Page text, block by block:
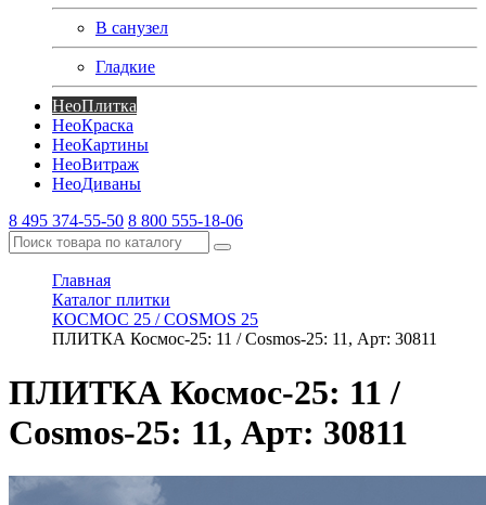
В санузел
Гладкие
НеоПлитка
НеоКраска
НеоКартины
НеоВитраж
НеоДиваны
8 495 374-55-50 8 800 555-18-06
Главная
Каталог плитки
КОСМОС 25 / COSMOS 25
ПЛИТКА Космос-25: 11 / Cosmos-25: 11, Арт: 30811
ПЛИТКА Космос-25: 11 /
Cosmos-25: 11, Арт: 30811